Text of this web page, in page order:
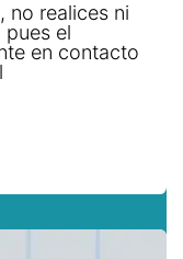
no realices ni
el
en contacto